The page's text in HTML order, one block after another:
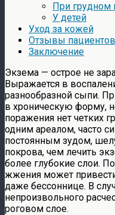
При грудном
У детей
Уход за кожей
Отзывы пациентов
Заключение
Экзема — острое не
Выражается в
разнообразной сыпи.
в хроническую форму,
поражения нет четких
одним ареалом, часто
постоянным зудом,
покрова, чем лечить
более глубокие слои.
жжения может
даже бессоннице. В
непроизвольного
роговом слое.